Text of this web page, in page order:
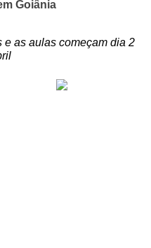
Goiânia
as aulas começam dia 2